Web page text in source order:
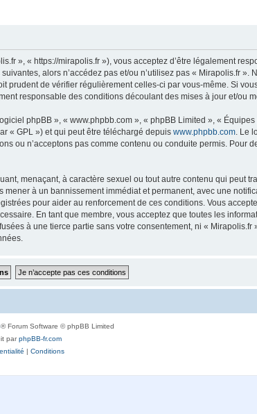
», « https://mirapolis.fr »), vous acceptez d’être légalement
alors n’accédez pas et/ou n’utilisez pas « Mirapolis.fr ».
prudent de vérifier régulièrement celles-ci par vous-même. Si
responsable des conditions découlant des mises à jour et/ou
phpBB », « www.phpbb.com », « phpBB Limited », «
« GPL ») et qui peut être téléchargé depuis www.phpbb.com . Le
ou n’acceptons pas comme contenu ou conduite permis. Pour
menaçant, à caractère sexuel ou tout autre contenu qui peut
à un bannissement immédiat et permanent, avec une
pour aider au renforcement de ces conditions. Vous
En tant que membre, vous acceptez que toutes les
à une tierce partie sans votre consentement, ni « Mirapolis.fr
® Forum Software © phpBB Limited
parphpBB-fr.com
| Conditions